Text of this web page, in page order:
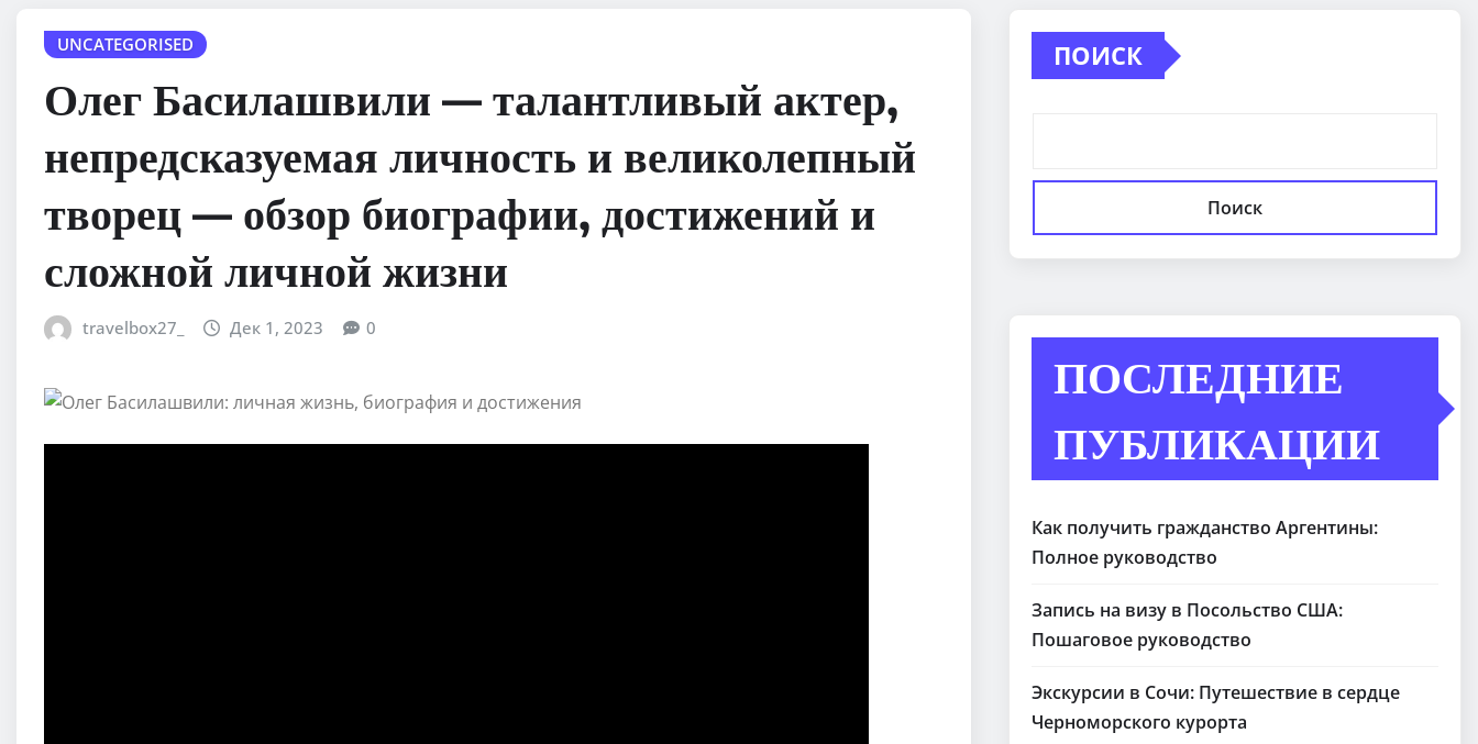
UNCATEGORISED
Олег Басилашвили — талантливый актер,
непредсказуемая личность и великолепный
творец — обзор биографии, достижений и
сложной личной жизни
travelbox27_ Дек 1, 2023 0
ПОИСК
Поиск
ПОСЛЕДНИЕ
ПУБЛИКАЦИИ
Как получить гражданство Аргентины:
Полное руководство
Запись на визу в Посольство США:
Пошаговое руководство
Экскурсии в Сочи: Путешествие в сердце
Черноморского курорта